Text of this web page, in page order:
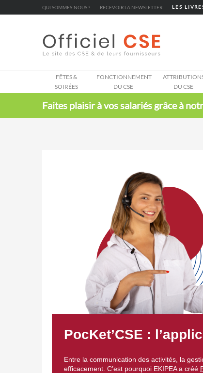
QUI SOMMES-NOUS ? RECEVOIR LA NEWSLETTER LES
FÊTES &
SOIRÉES
FONCTIONNEMENT
DU CSE
DU CSE
Faites plaisir à vos salariés grâce à
PocKet’CSE :
Entre la communication des activités, la
efficacement. C’est pourquoi EKIPEA a créé
Cookies management panel